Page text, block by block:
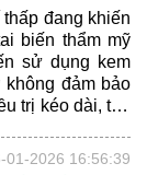
đang khiến
biến thẩm mỹ
sử dụng kem
đảm bảo
trị kéo dài, tốn
01-2026 16:56:39